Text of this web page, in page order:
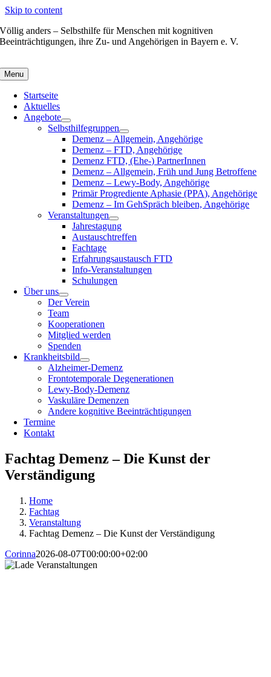
Skip to content
Völlig anders – Selbsthilfe für Menschen mit kognitiven
Beeinträchtigungen, ihre Zu- und Angehörigen in Bayern e. V.
Menu
Startseite
Aktuelles
Angebote
Selbsthilfegruppen
Demenz – Allgemein, Angehörige
Demenz – FTD, Angehörige
Demenz FTD, (Ehe-) PartnerInnen
Demenz – Allgemein, Früh und Jung Betroffene
Demenz – Lewy-Body, Angehörige
Primär Progrediente Aphasie (PPA), Angehörige
Demenz – Im GehSpräch bleiben, Angehörige
Veranstaltungen
Jahrestagung
Austauschtreffen
Fachtage
Erfahrungsaustausch FTD
Info-Veranstaltungen
Schulungen
Über uns
Der Verein
Team
Kooperationen
Mitglied werden
Spenden
Krankheitsbild
Alzheimer-Demenz
Frontotemporale Degenerationen
Lewy-Body-Demenz
Vaskuläre Demenzen
Andere kognitive Beeinträchtigungen
Termine
Kontakt
Fachtag Demenz – Die Kunst der
Verständigung
Home
Fachtag
Veranstaltung
Fachtag Demenz – Die Kunst der Verständigung
Corinna2026-08-07T00:00:00+02:00